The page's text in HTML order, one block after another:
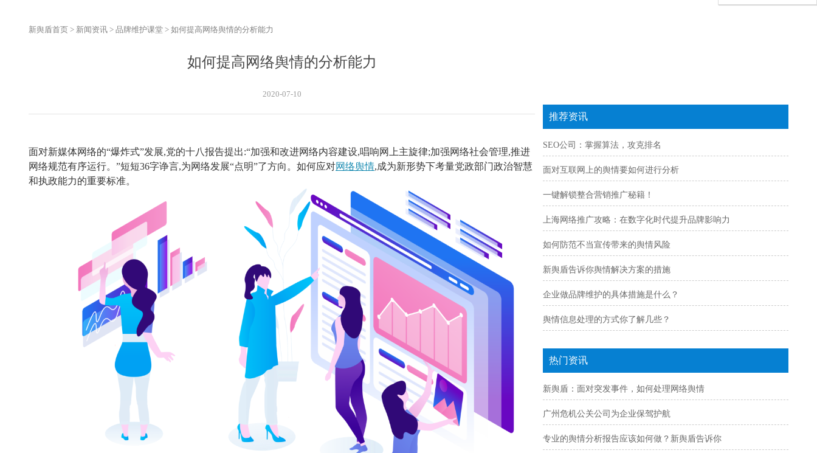
新舆盾首页 > 新闻资讯 > 品牌维护课堂 > 如何提高网络舆情的分析能力
如何提高网络舆情的分析能力
2020-07-10
面对新媒体网络的“爆炸式”发展,党的十八报告提出:“加强和改进网络内容建设,唱响网上主旋律;加强网络社会管理,推进
网络规范有序运行。”短短36字诤言,为网络发展“点明”了方向。如何应对网络舆情,成为新形势下考量党政部门政治智慧
和执政能力的重要标准。
推荐资讯
SEO公司：掌握算法，攻克排名
面对互联网上的舆情要如何进行分析
一键解锁整合营销推广秘籍！
上海网络推广攻略：在数字化时代提升品牌影响力
如何防范不当宣传带来的舆情风险
新舆盾告诉你舆情解决方案的措施
企业做品牌维护的具体措施是什么？
舆情信息处理的方式你了解几些？
热门资讯
新舆盾：面对突发事件，如何处理网络舆情
广州危机公关公司为企业保驾护航
专业的舆情分析报告应该如何做？新舆盾告诉你